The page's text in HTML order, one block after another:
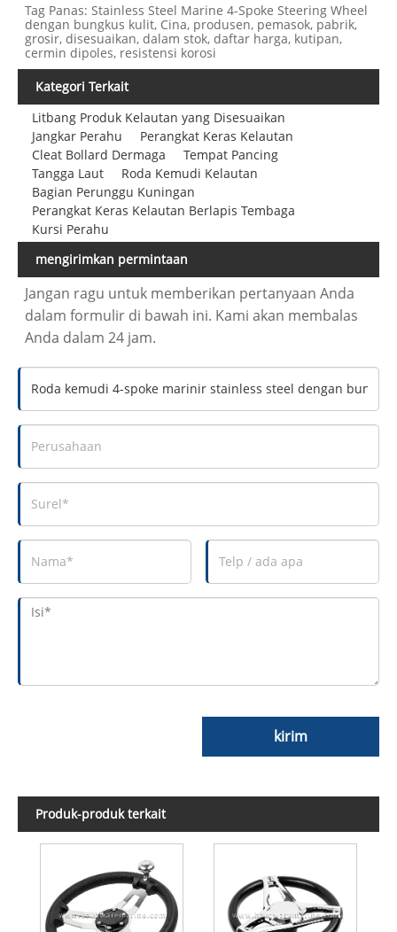
Tag Panas: Stainless Steel Marine 4-Spoke Steering Wheel
dengan bungkus kulit, Cina, produsen, pemasok, pabrik,
grosir, disesuaikan, dalam stok, daftar harga, kutipan,
cermin dipoles, resistensi korosi
Kategori Terkait
Litbang Produk Kelautan yang Disesuaikan
Jangkar Perahu
Perangkat Keras Kelautan
Cleat Bollard Dermaga
Tempat Pancing
Tangga Laut
Roda Kemudi Kelautan
Bagian Perunggu Kuningan
Perangkat Keras Kelautan Berlapis Tembaga
Kursi Perahu
mengirimkan permintaan
Jangan ragu untuk memberikan pertanyaan Anda
dalam formulir di bawah ini. Kami akan membalas
Anda dalam 24 jam.
kirim
Produk-produk terkait